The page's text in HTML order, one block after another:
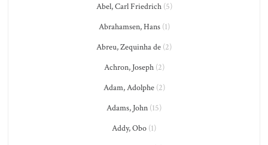
Abel, Carl Friedrich(5)
Abrahamsen, Hans(1)
Abreu, Zequinha de (2)
Achron, Joseph(2)
Adam, Adolphe(2)
Adams, John (15)
Addy, Obo (1)